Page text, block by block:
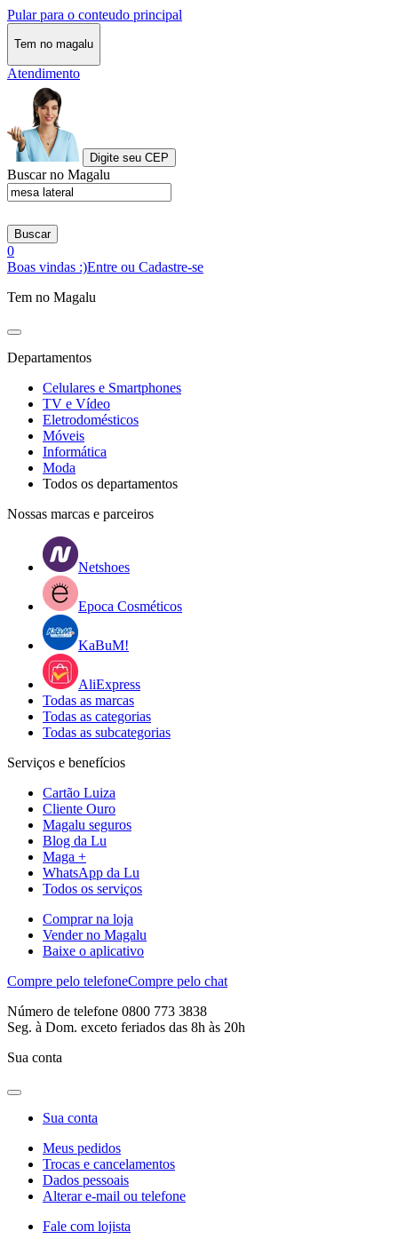
Pular para o conteudo principal
Tem no magalu
Atendimento
Digite seu CEP
Buscar no Magalu
Buscar
0
Boas vindas :)Entre ou Cadastre-se
Tem no Magalu
Departamentos
Celulares e Smartphones
TV e Vídeo
Eletrodomésticos
Móveis
Informática
Moda
Todos os departamentos
Nossas marcas e parceiros
Netshoes
Epoca Cosméticos
KaBuM!
AliExpress
Todas as marcas
Todas as categorias
Todas as subcategorias
Serviços e benefícios
Cartão Luiza
Cliente Ouro
Magalu seguros
Blog da Lu
Maga +
WhatsApp da Lu
Todos os serviços
Comprar na loja
Vender no Magalu
Baixe o aplicativo
Compre pelo telefoneCompre pelo chat
Número de telefone 0800 773 3838
Seg. à Dom. exceto feriados das 8h às 20h
Sua conta
Sua conta
Meus pedidos
Trocas e cancelamentos
Dados pessoais
Alterar e-mail ou telefone
Fale com lojista